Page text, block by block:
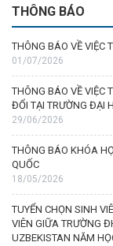
THÔNG BÁO
THÔNG BÁO VỀ VIỆC
01/07/2026
THÔNG BÁO VỀ VIỆC
ĐỔI TẠI TRƯỜNG ĐẠI
29/06/2026
THÔNG BÁO KHÓA
QUỐC
18/05/2026
TUYỂN CHỌN SINH
VIÊN GIỮA TRƯỜNG
UZBEKISTAN NĂM